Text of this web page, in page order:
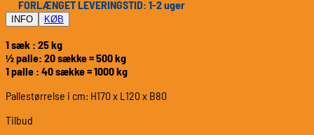
FORLÆNGET LEVERINGSTID: 1-2 uger
INFO KØB
1 sæk : 25 kg
½ palle: 20 sække = 500 kg
1 palle : 40 sække = 1000 kg
Pallestørrelse i cm: H170 x L120 x B80
Tilbud